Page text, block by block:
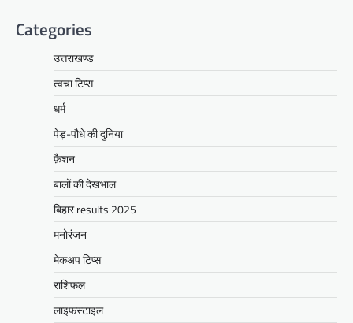
Categories
उत्तराखण्ड
त्वचा टिप्स
धर्म
पेड़-पौधे की दुनिया
फ़ैशन
बालों की देखभाल
बिहार results 2025
मनोरंजन
मेकअप टिप्स
राशिफल
लाइफस्टाइल